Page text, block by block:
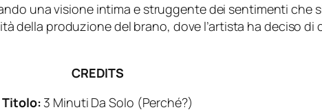
una visione intima e struggente dei sentimenti che
della produzione del brano, dove l’artista ha deciso
CREDITS
Titolo:3 Minuti Da Solo (Perché?)